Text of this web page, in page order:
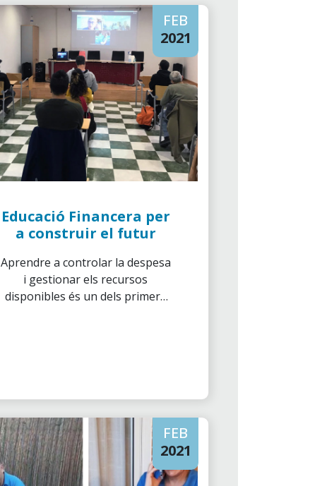
FEB
2021
Educació Financera per
a construir el futur
Aprendre a controlar la despesa
i gestionar els recursos
disponibles és un dels primers
FEB
2021